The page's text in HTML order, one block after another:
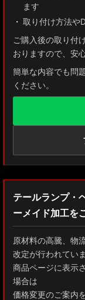
ます
取り付け方法や
ご購入後の取り付
おりますので、安
簡単な内容でも問
ください。
テールランプ・
ーメイド加工を
原材料の高騰、物
改定が行われていま
商品ページに表示
場合は
価格変更のご案内